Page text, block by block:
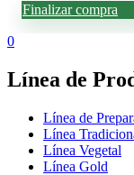
Finalizar compra
0
Línea de
Línea de
Línea
Línea Vegetal
Línea Gold